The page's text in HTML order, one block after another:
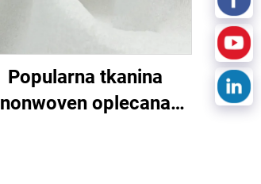
Popularna tkanina
nonwoven oplecana